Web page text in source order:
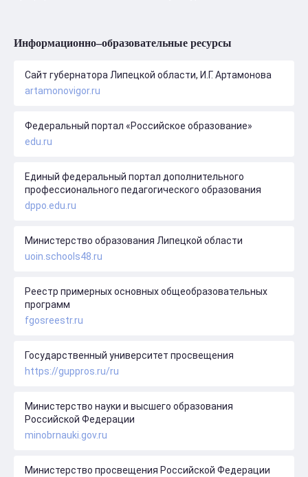
Информационно–образовательные ресурсы
Сайт губернатора Липецкой области, И.Г. Артамонова
artamonovigor.ru
Федеральный портал «Российское образование»
edu.ru
Единый федеральный портал дополнительного
профессионального педагогического образования
dppo.edu.ru
Министерство образования Липецкой области
uoin.schools48.ru
Реестр примерных основных общеобразовательных
программ
fgosreestr.ru
Государственный университет просвещения
https://guppros.ru/ru
Министерство науки и высшего образования
Российской Федерации
minobrnauki.gov.ru
Министерство просвещения Российской Федерации